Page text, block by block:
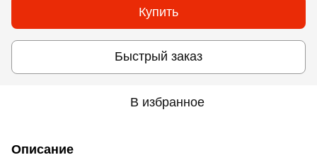
Купить
Быстрый заказ
В избранное
Описание